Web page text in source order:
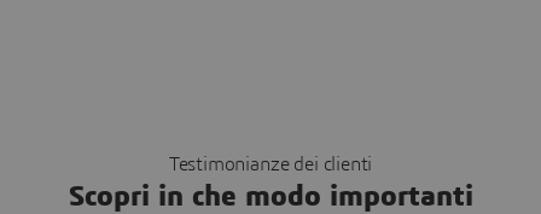
Testimonianze dei clienti
Scopri in che modo importanti